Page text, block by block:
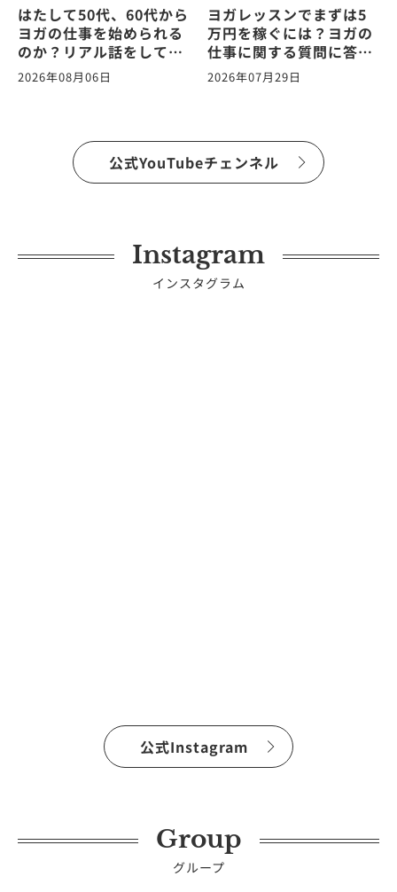
はたして50代、60代から
ヨガの仕事を始められる
のか？リアル話をしてみ
た。ヨガの仕事に関する
質問に答えます！
2026年08月06日
ヨガレッスンでまずは5
万円を稼ぐには？ヨガの
仕事に関する質問に答え
ます！vol.265
2026年07月29日
公式YouTubeチェンネル
Instagram
インスタグラム
公式Instagram
Group
グループ